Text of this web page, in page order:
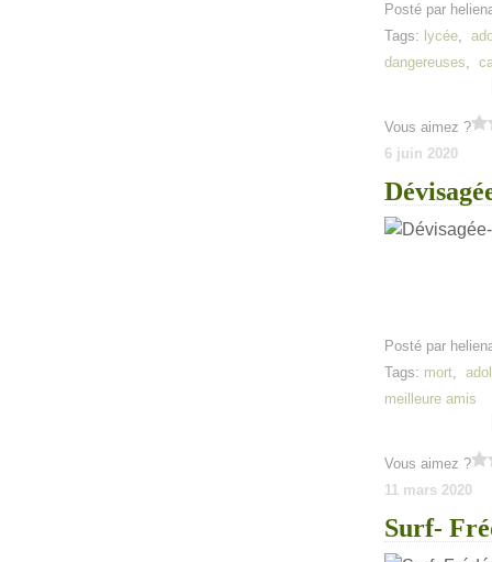
Posté par
Tags: lycée,
dangereuses,
Vous aimez ?
6 juin 2020
Posté par
Tags: mort,
meilleure amis
Vous aimez ?
11 mars 2020
Surf-